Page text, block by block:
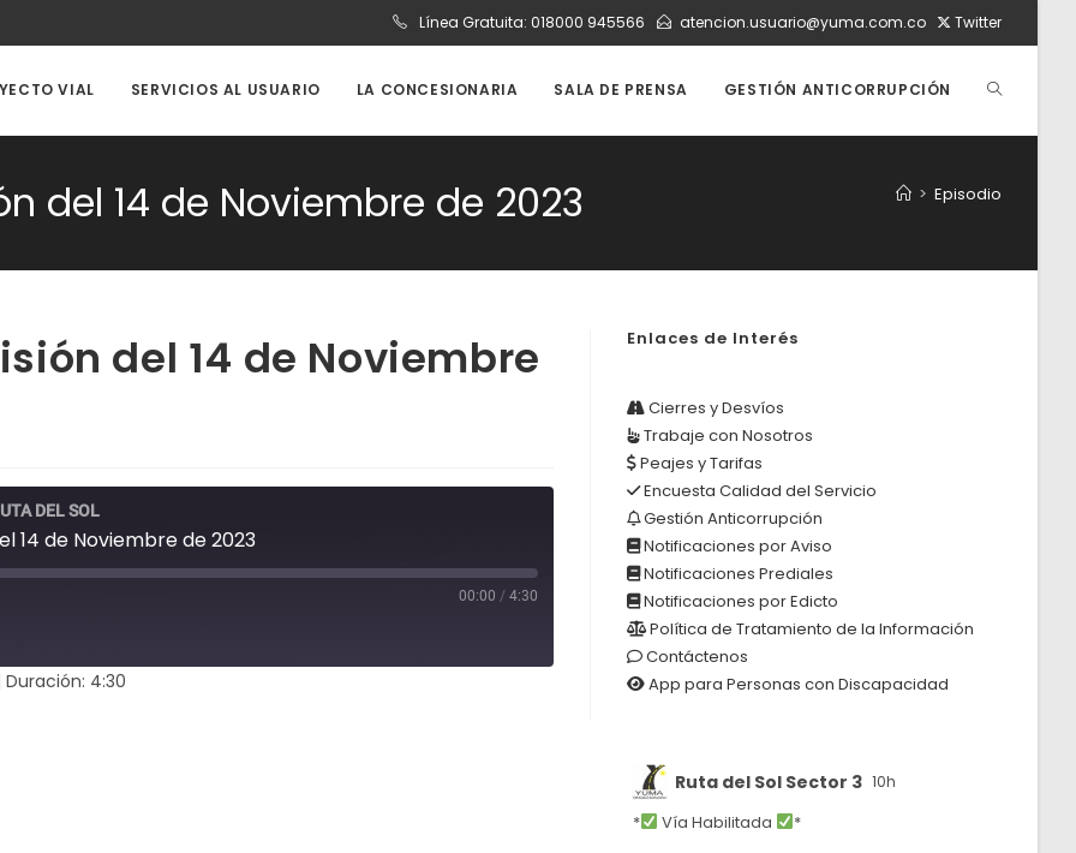
Línea Gratuita: 018000 945566 atencion.usuario@yuma.com.co Twitter
VIAL SERVICIOS AL USUARIO LA CONCESIONARIA SALA DE PRENSA GESTIÓN ANTICORRUPCIÓN ALTERNAR
DE
del 14 de Noviembre de 2023 > Episodio
del 14 de Noviembre
DEL SOL
14 de Noviembre de 2023
00:00 / 4:30
Duración: 4:30
Enlaces de Interés
Cierres y Desvíos
Trabaje con Nosotros
Peajes y Tarifas
Encuesta Calidad del Servicio
Gestión Anticorrupción
Notificaciones por Aviso
Notificaciones Prediales
Notificaciones por Edicto
Política de Tratamiento de la Información
Contáctenos
App para Personas con Discapacidad
Ruta del Sol Sector 3 10h
* Vía Habilitada
*